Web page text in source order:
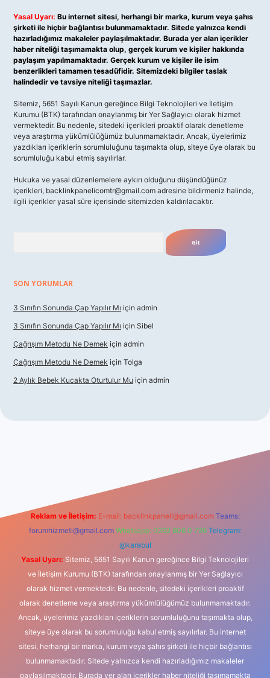
Yasal Uyarı: Bu internet sitesi, herhangi bir marka, kurum veya şahıs
şirketi ile hiçbir bağlantısı bulunmamaktadır. Sitede yalnızca kendi
hazırladığımız makaleler paylaşılmaktadır. Burada yer alan içerikler
haber niteliği taşımamakta olup, gerçek kurum ve kişiler hakkında
paylaşım yapılmamaktadır. Gerçek kurum ve kişiler ile isim
benzerlikleri tamamen tesadüfidir. Sitemizdeki bilgiler taslak
halindedir ve tavsiye niteliği taşımazlar.
Sitemiz, 5651 Sayılı Kanun gereğince Bilgi Teknolojileri ve İletişim
Kurumu (BTK) tarafından onaylanmış bir Yer Sağlayıcı olarak hizmet
vermektedir. Bu nedenle, sitedeki içerikleri proaktif olarak denetleme
veya araştırma yükümlülüğümüz bulunmamaktadır. Ancak, üyelerimiz
yazdıkları içeriklerin sorumluluğunu taşımakta olup, siteye üye olarak bu
sorumluluğu kabul etmiş sayılırlar.
Hukuka ve yasal düzenlemelere aykırı olduğunu düşündüğünüz
içerikleri, backlinkpanelicomtr@gmail.com adresine bildirmeniz halinde,
ilgili içerikler yasal süre içerisinde sitemizden kaldırılacaktır.
SON YORUMLAR
3 Sınıfın Sonunda Çap Yapılır Mı için admin
3 Sınıfın Sonunda Çap Yapılır Mı için Sibel
Çağrışım Metodu Ne Demek için admin
Çağrışım Metodu Ne Demek için Tolga
2 Aylık Bebek Kucakta Oturtulur Mu için admin
Reklam ve İletişim: E-mail: backlinkpaneli@gmail.com Teams:
forumhizmeti@gmail.com Whatsapp: 0262 606 0 726 Telegram:
@karabul
Yasal Uyarı: Sitemiz, 5651 Sayılı Kanun gereğince Bilgi Teknolojileri
ve İletişim Kurumu (BTK) tarafından onaylanmış bir Yer Sağlayıcı
olarak hizmet vermektedir. Bu nedenle, sitedeki içerikleri proaktif
olarak denetleme veya araştırma yükümlülüğümüz bulunmamaktadır.
Ancak, üyelerimiz yazdıkları içeriklerin sorumluluğunu taşımakta olup,
siteye üye olarak bu sorumluluğu kabul etmiş sayılırlar. Bu internet
sitesi, herhangi bir marka, kurum veya şahıs şirketi ile hiçbir bağlantısı
bulunmamaktadır. Sitede yalnızca kendi hazırladığımız makaleler
paylaşılmaktadır. Burada yer alan içerikler haber niteliği taşımamakta